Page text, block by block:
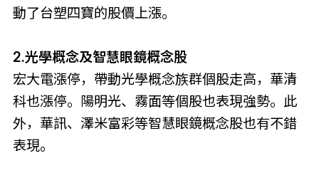
動了台塑四寶的股價上漲。
2.光學概念及智慧眼鏡概念股
宏大電漲停，帶動光學概念族群個股走高，華清
科也漲停。陽明光、霧面等個股也表現強勢。此
外，華訊、澤米富彩等智慧眼鏡概念股也有不錯
表現。